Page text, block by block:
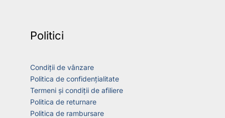
Politici
Condiții de vânzare
Politica de confidențialitate
Termeni și condiții de afiliere
Politica de returnare
Politica de rambursare